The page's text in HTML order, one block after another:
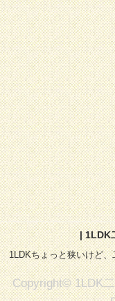
| 1LDK
1LDKちょっと狭いけど
Copyright© 1LDK